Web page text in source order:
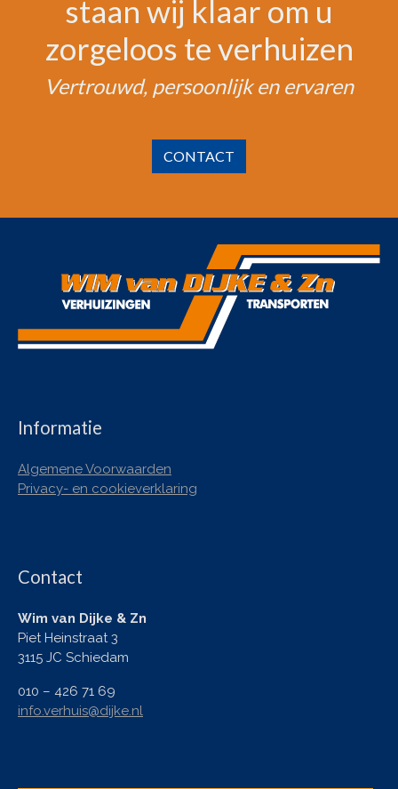
staan wij klaar om u
zorgeloos te verhuizen
Vertrouwd, persoonlijk en ervaren
CONTACT
Informatie
Algemene Voorwaarden
Privacy- en cookieverklaring
Contact
Wim van Dijke & Zn
Piet Heinstraat 3
3115 JC Schiedam
010 – 426 71 69
info.verhuis@dijke.nl